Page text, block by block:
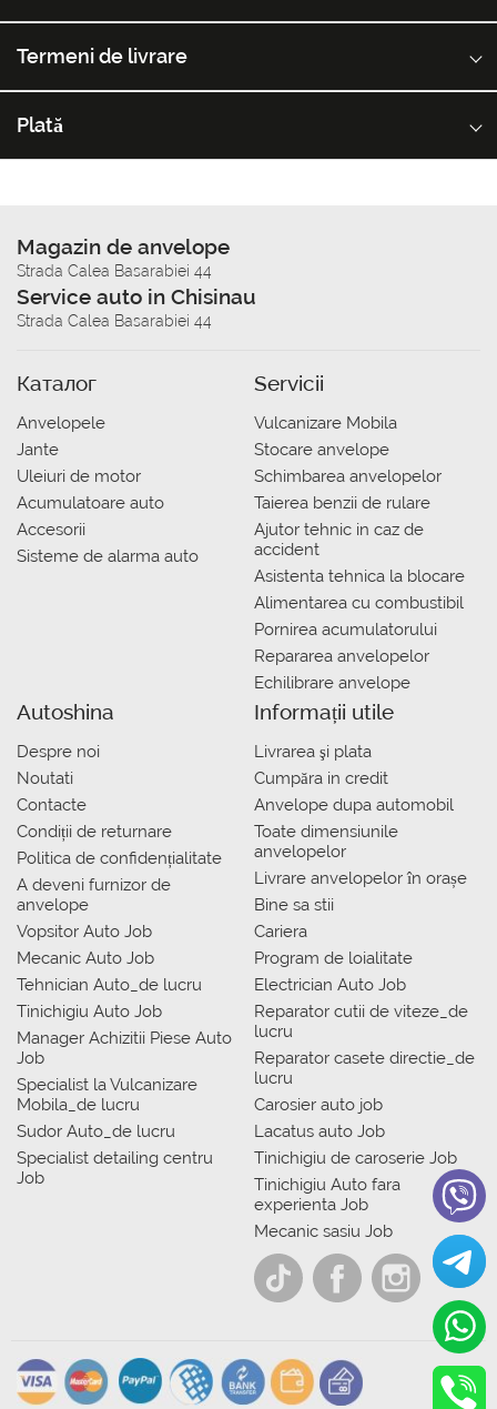
Termeni de livrare
Plată
Magazin de anvelope
Strada Calea Basarabiei 44
Service auto in Chisinau
Strada Calea Basarabiei 44
Каталог
Anvelopele
Jante
Uleiuri de motor
Acumulatoare auto
Accesorii
Sisteme de alarma auto
Servicii
Vulcanizare Mobila
Stocare anvelope
Schimbarea anvelopelor
Taierea benzii de rulare
Ajutor tehnic in caz de
accident
Asistenta tehnica la blocare
Alimentarea cu combustibil
Pornirea acumulatorului
Repararea anvelopelor
Echilibrare anvelope
Autoshina
Despre noi
Noutati
Contacte
Condiții de returnare
Politica de confidențialitate
A deveni furnizor de
anvelope
Vopsitor Auto Job
Mecanic Auto Job
Tehnician Auto_de lucru
Tinichigiu Auto Job
Manager Achizitii Piese Auto
Job
Specialist la Vulcanizare
Mobila_de lucru
Sudor Auto_de lucru
Specialist detailing centru
Job
Informații utile
Livrarea şi plata
Сumpăra in credit
Anvelope dupa automobil
Toate dimensiunile
anvelopelor
Livrare anvelopelor în orașe
Bine sa stii
Cariera
Program de loialitate
Electrician Auto Job
Reparator cutii de viteze_de
lucru
Reparator casete directie_de
lucru
Carosier auto job
Lacatus auto Job
Tinichigiu de caroserie Job
Tinichigiu Auto fara
experienta Job
Mecanic sasiu Job